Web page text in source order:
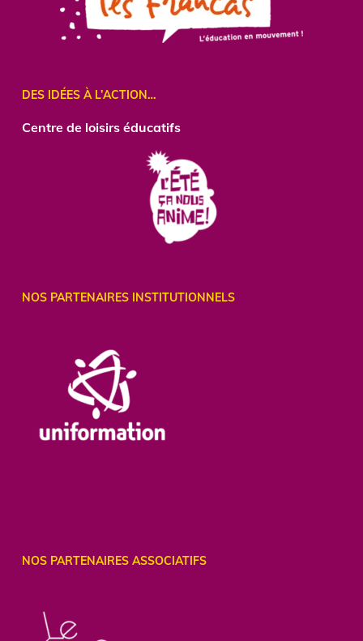
DES IDÉES À L’ACTION…
Centrede loisirs éducatifs
NOS PARTENAIRES INSTITUTIONNELS
NOS PARTENAIRES ASSOCIATIFS